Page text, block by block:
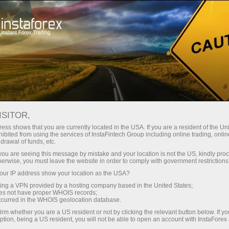
InstaForex bilan siz haqiqatan
ega bo‘lasiz: 1:5000 gacha kredit
yelkasi, bozordagi eng yaxshi
spred va komissiyalardan biri,
shuningdek aksiyalar va indekslar
bilan savdo qilish uchun qulay
shartlar.
Kichik
Har bir depozit uchun
30% bonus
Savdoda
va trassada tezlik
shows that you are currently located in the USA. If you are a resident of the
from using the services of InstaFintech Group including online trading,
of funds, etc.
are seeing this message by mistake and your location is not the US, kindly
you must leave the website in order to comply with government
IP address show your location as the USA?
a VPN provided by a hosting company based in the United States;
not have proper WHOIS records;
in the WHOIS geolocation database.
whether you are a US resident or not by clicking the relevant button below. If
being a US resident, you will not be able to open an account with InstaForex